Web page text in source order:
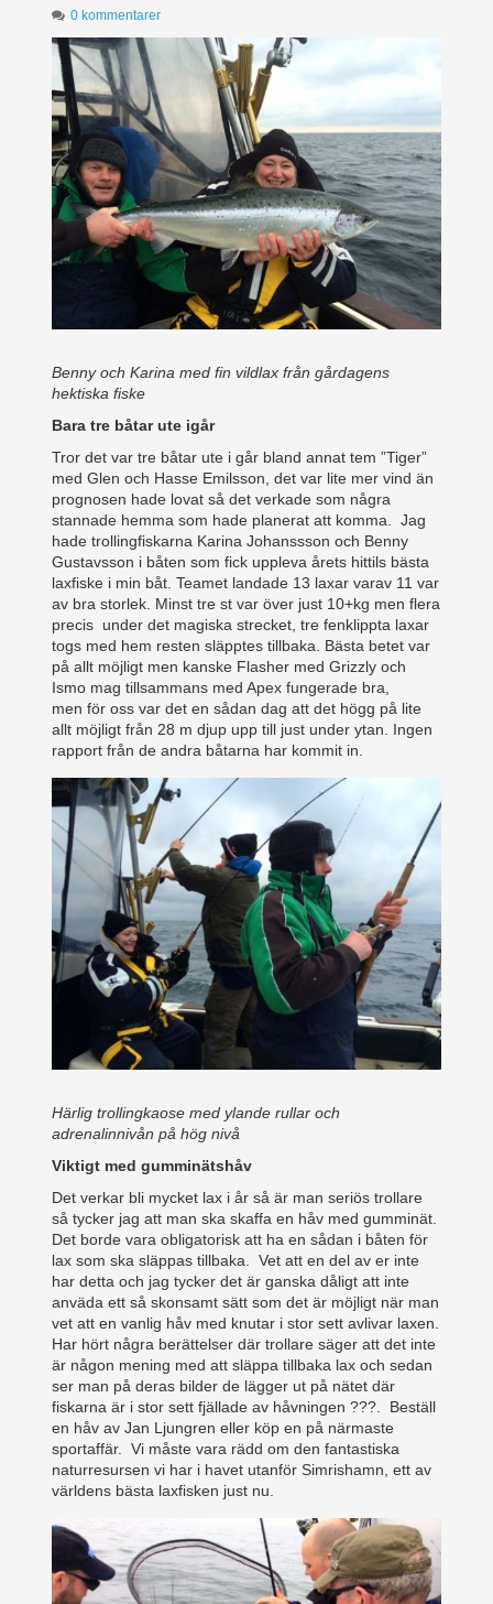
0 kommentarer
Benny och Karina med fin vildlax från gårdagens
hektiska fiske
Bara tre båtar ute igår
Tror det var tre båtar ute i går bland annat tem ”Tiger”
med Glen och Hasse Emilsson, det var lite mer vind än
prognosen hade lovat så det verkade som några
stannade hemma som hade planerat att komma. Jag
hade trollingfiskarna Karina Johanssson och Benny
Gustavsson i båten som fick uppleva årets hittils bästa
laxfiske i min båt. Teamet landade 13 laxar varav 11 var
av bra storlek. Minst tre st var över just 10+kg men flera
precis under det magiska strecket, tre fenklippta laxar
togs med hem resten släpptes tillbaka. Bästa betet var
på allt möjligt men kanske Flasher med Grizzly och
Ismo mag tillsammans med Apex fungerade bra,
men för oss var det en sådan dag att det högg på lite
allt möjligt från 28 m djup upp till just under ytan. Ingen
rapport från de andra båtarna har kommit in.
Härlig trollingkaose med ylande rullar och
adrenalinnivån på hög nivå
Viktigt med gumminätshåv
Det verkar bli mycket lax i år så är man seriös trollare
så tycker jag att man ska skaffa en håv med gumminät.
Det borde vara obligatorisk att ha en sådan i båten för
lax som ska släppas tillbaka. Vet att en del av er inte
har detta och jag tycker det är ganska dåligt att inte
anväda ett så skonsamt sätt som det är möjligt när man
vet att en vanlig håv med knutar i stor sett avlivar laxen.
Har hört några berättelser där trollare säger att det inte
är någon mening med att släppa tillbaka lax och sedan
ser man på deras bilder de lägger ut på nätet där
fiskarna är i stor sett fjällade av håvningen ???. Beställ
en håv av Jan Ljungren eller köp en på närmaste
sportaffär. Vi måste vara rädd om den fantastiska
naturresursen vi har i havet utanför Simrishamn, ett av
världens bästa laxfisken just nu.